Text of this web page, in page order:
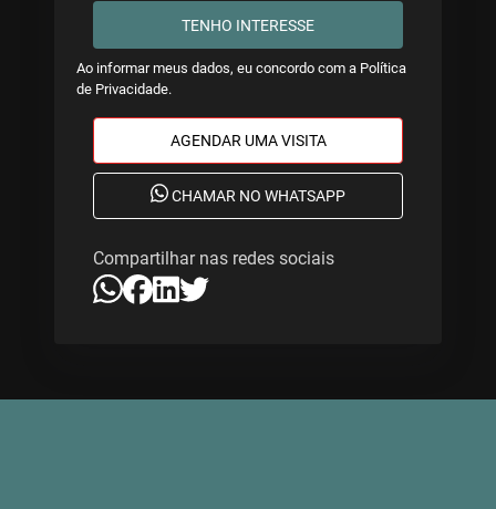
TENHO INTERESSE
Ao informar meus dados, eu concordo com a Política
de Privacidade.
AGENDAR UMA VISITA
CHAMAR NO WHATSAPP
Compartilhar nas redes sociais